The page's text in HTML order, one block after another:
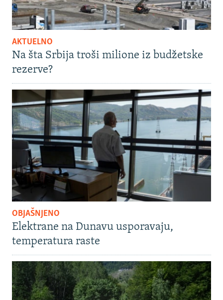
AKTUELNO
Na šta Srbija troši milione iz budžetske
rezerve?
OBJAŠNJENO
Elektrane na Dunavu usporavaju,
temperatura raste